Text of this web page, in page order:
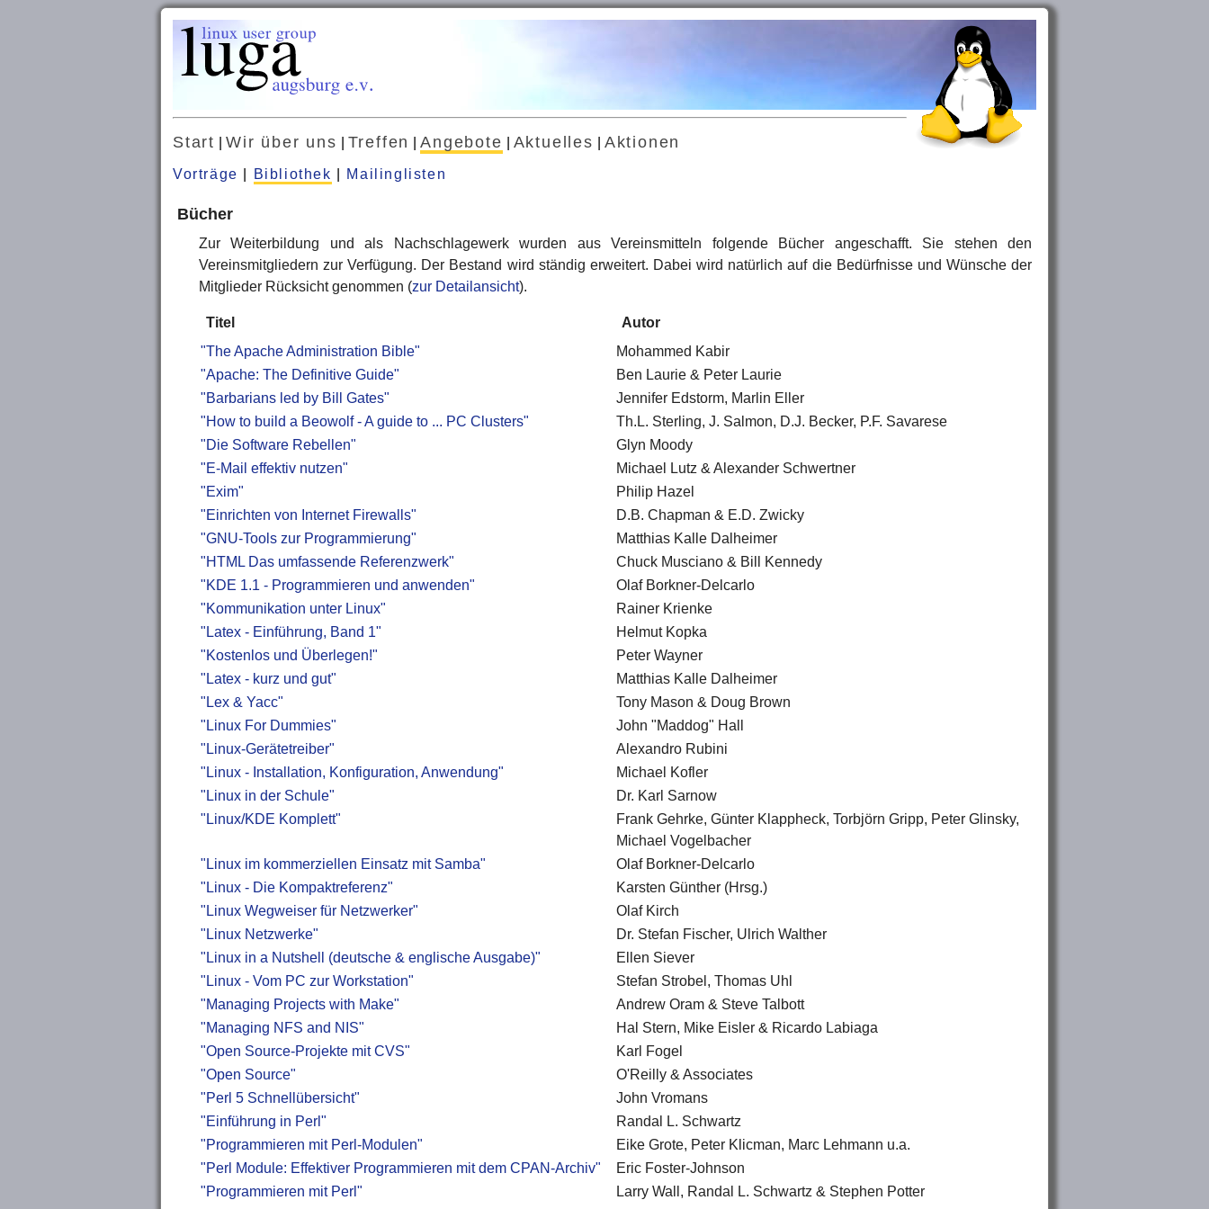
Start Wir über uns Treffen |Angebote Aktuelles Aktionen
Vorträge Bibliothek Mailinglisten
Bücher
Zur Weiterbildung und als Nachschlagewerk wurden aus Vereinsmitteln folgende Bücher angeschafft. Sie stehen den
Vereinsmitgliedern zur Verfügung. Der Bestand wird ständig erweitert. Dabei wird natürlich auf die Bedürfnisse und Wünsche der
Mitglieder Rücksicht genommen (zur Detailansicht).
Titel
Autor
"The Apache Administration Bible"
Mohammed Kabir
"Apache: The Definitive Guide"
Ben Laurie & Peter Laurie
"Barbarians led by Bill Gates"
Jennifer Edstorm, Marlin Eller
"How to build a Beowolf - A guide to ... PC Clusters"
Th.L. Sterling, J. Salmon, D.J. Becker, P.F. Savarese
"Die Software Rebellen"
Glyn Moody
"E-Mail effektiv nutzen"
Michael Lutz & Alexander Schwertner
"Exim"
Philip Hazel
"Einrichten von Internet Firewalls"
D.B. Chapman & E.D. Zwicky
"GNU-Tools zur Programmierung"
Matthias Kalle Dalheimer
"HTML Das umfassende Referenzwerk"
Chuck Musciano & Bill Kennedy
"KDE 1.1 - Programmieren und anwenden"
Olaf Borkner-Delcarlo
"Kommunikation unter Linux"
Rainer Krienke
"Latex - Einführung, Band 1"
Helmut Kopka
"Kostenlos und Überlegen!"
Peter Wayner
"Latex - kurz und gut"
Matthias Kalle Dalheimer
"Lex & Yacc"
Tony Mason & Doug Brown
"Linux For Dummies"
John "Maddog" Hall
"Linux-Gerätetreiber"
Alexandro Rubini
"Linux - Installation, Konfiguration, Anwendung"
Michael Kofler
"Linux in der Schule"
Dr. Karl Sarnow
"Linux/KDE Komplett"
Frank Gehrke, Günter Klappheck, Torbjörn Gripp, Peter Glinsky,
Michael Vogelbacher
"Linux im kommerziellen Einsatz mit Samba"
Olaf Borkner-Delcarlo
"Linux - Die Kompaktreferenz"
Karsten Günther (Hrsg.)
"Linux Wegweiser für Netzwerker"
Olaf Kirch
"Linux Netzwerke"
Dr. Stefan Fischer, Ulrich Walther
"Linux in a Nutshell (deutsche & englische Ausgabe)"
Ellen Siever
"Linux - Vom PC zur Workstation"
Stefan Strobel, Thomas Uhl
"Managing Projects with Make"
Andrew Oram & Steve Talbott
"Managing NFS and NIS"
Hal Stern, Mike Eisler & Ricardo Labiaga
"Open Source-Projekte mit CVS"
Karl Fogel
"Open Source"
O'Reilly & Associates
"Perl 5 Schnellübersicht"
John Vromans
"Einführung in Perl"
Randal L. Schwartz
"Programmieren mit Perl-Modulen"
Eike Grote, Peter Klicman, Marc Lehmann u.a.
"Perl Module: Effektiver Programmieren mit dem CPAN-Archiv"
Eric Foster-Johnson
"Programmieren mit Perl"
Larry Wall, Randal L. Schwartz & Stephen Potter